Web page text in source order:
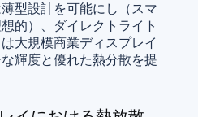
型設計を可能にし（スマ
的）、ダイレクトライト
大規模商業ディスプレイ
輝度と優れた熱分散を提